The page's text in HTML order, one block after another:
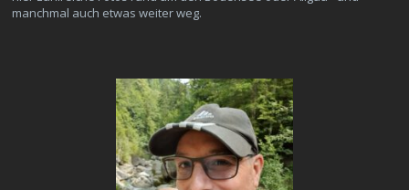
manchmal auch etwas weiter weg.